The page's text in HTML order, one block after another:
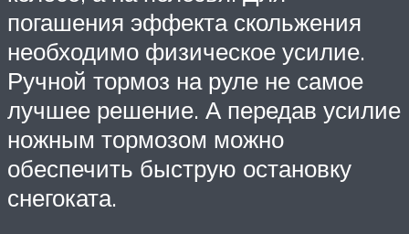
погашения эффекта скольжения
необходимо физическое усилие.
Ручной тормоз на руле не самое
лучшее решение. А передав усилие
ножным тормозом можно
обеспечить быструю остановку
снегоката.